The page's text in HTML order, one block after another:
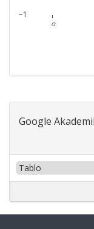
0
−1
Google